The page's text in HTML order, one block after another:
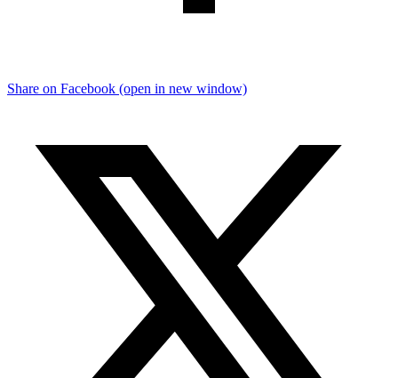
Share on Facebook (open in new window)